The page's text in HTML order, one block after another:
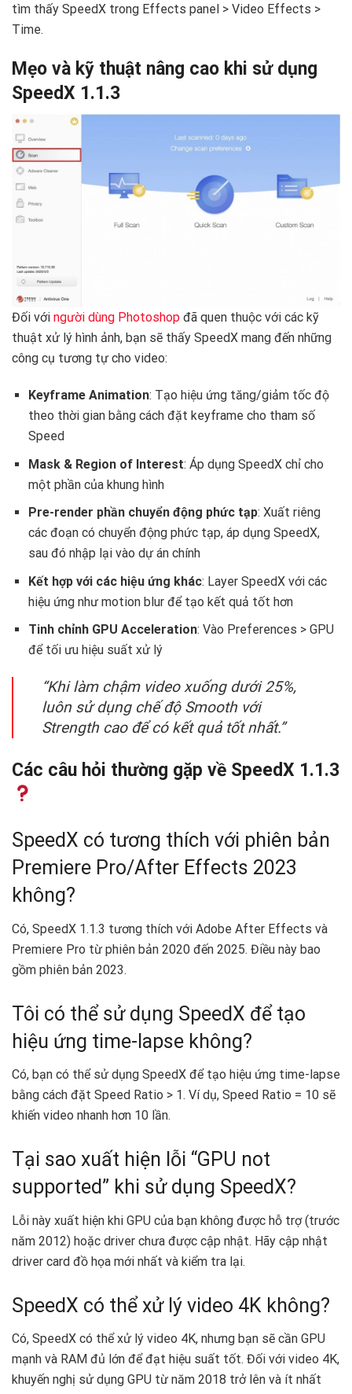
tìm thấy SpeedX trong Effects panel > Video Effects >
Time.
Mẹo và kỹ thuật nâng cao khi sử dụng
SpeedX 1.1.3
Đối với người dùng Photoshop đã quen thuộc với các kỹ
thuật xử lý hình ảnh, bạn sẽ thấy SpeedX mang đến những
công cụ tương tự cho video:
Keyframe Animation: Tạo hiệu ứng tăng/giảm tốc độ
theo thời gian bằng cách đặt keyframe cho tham số
Speed
Mask & Region of Interest: Áp dụng SpeedX chỉ cho
một phần của khung hình
Pre-render phần chuyển động phức tạp: Xuất riêng
các đoạn có chuyển động phức tạp, áp dụng SpeedX,
sau đó nhập lại vào dự án chính
Kết hợp với các hiệu ứng khác: Layer SpeedX với các
hiệu ứng như motion blur để tạo kết quả tốt hơn
Tinh chỉnh GPU Acceleration: Vào Preferences > GPU
để tối ưu hiệu suất xử lý
“Khi làm chậm video xuống dưới 25%,
luôn sử dụng chế độ Smooth với
Strength cao để có kết quả tốt nhất.”
Các câu hỏi thường gặp về SpeedX 1.1.3
SpeedX có tương thích với phiên bản
Premiere Pro/After Effects 2023
không?
Có, SpeedX 1.1.3 tương thích với Adobe After Effects và
Premiere Pro từ phiên bản 2020 đến 2025. Điều này bao
gồm phiên bản 2023.
Tôi có thể sử dụng SpeedX để tạo
hiệu ứng time-lapse không?
Có, bạn có thể sử dụng SpeedX để tạo hiệu ứng time-lapse
bằng cách đặt Speed Ratio > 1. Ví dụ, Speed Ratio = 10 sẽ
khiến video nhanh hơn 10 lần.
Tại sao xuất hiện lỗi “GPU not
supported” khi sử dụng SpeedX?
Lỗi này xuất hiện khi GPU của bạn không được hỗ trợ (trước
năm 2012) hoặc driver chưa được cập nhật. Hãy cập nhật
driver card đồ họa mới nhất và kiểm tra lại.
SpeedX có thể xử lý video 4K không?
Có, SpeedX có thể xử lý video 4K, nhưng bạn sẽ cần GPU
mạnh và RAM đủ lớn để đạt hiệu suất tốt. Đối với video 4K,
khuyến nghị sử dụng GPU từ năm 2018 trở lên và ít nhất